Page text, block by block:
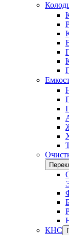
КНС